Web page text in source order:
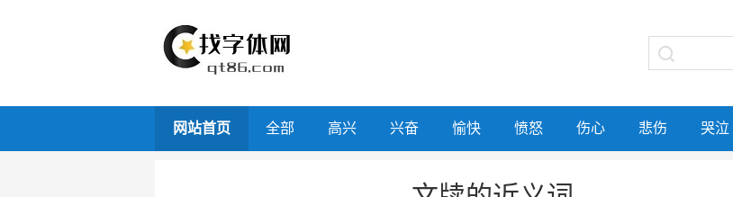
网站首页 全部 高兴 兴奋 愉快 愤怒 伤心 悲伤 哭泣